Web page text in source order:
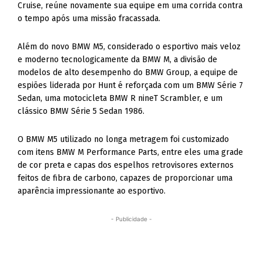
Cruise, reúne novamente sua equipe em uma corrida contra
o tempo após uma missão fracassada.
Além do novo BMW M5, considerado o esportivo mais veloz
e moderno tecnologicamente da BMW M, a divisão de
modelos de alto desempenho do BMW Group, a equipe de
espiões liderada por Hunt é reforçada com um BMW Série 7
Sedan, uma motocicleta BMW R nineT Scrambler, e um
clássico BMW Série 5 Sedan 1986.
O BMW M5 utilizado no longa metragem foi customizado
com itens BMW M Performance Parts, entre eles uma grade
de cor preta e capas dos espelhos retrovisores externos
feitos de fibra de carbono, capazes de proporcionar uma
aparência impressionante ao esportivo.
- Publicidade -